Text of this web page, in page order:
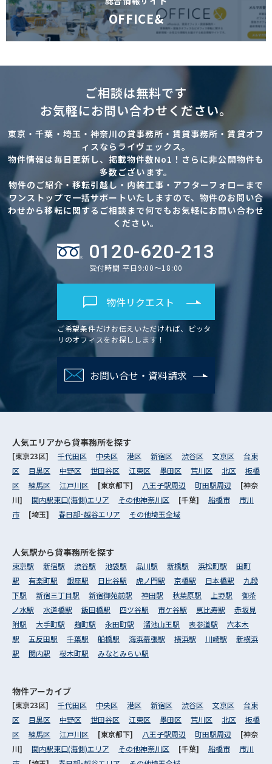
OFFICE&
ご相談は無料です
お気軽にお問い合わせください。
東京・千葉・埼玉・神奈川の貸事務所・賃貸事務所・賃貸オフ
ィスならライヴェックス。
物件情報は毎日更新し、掲載物件数No1！さらに非公開物件も
多数ございます。
物件のご紹介・移転引越し・内装工事・アフターフォローまで
ワンストップで一括サポートいたしますので、物件のお問い合
わせから移転に関するご相談まで何でもお気軽にお問い合わせ
ください。
0120-620-213
受付時間 平日9:00～18:00
物件リクエスト
ご希望条件だけお伝えいただければ、ピッタ
リのオフィスをお探しします！
お問い合せ・資料請求
人気エリアから貸事務所を探す
[東京23区] 千代田区 中央区 港区 新宿区 渋谷区 文京区
台東
区
目黒区 中野区 世田谷区 江東区 墨田区 荒川区 北区
板橋
区
練馬区 江戸川区 [東京都下] 八王子駅周辺 町田駅周辺
[神奈
川] 関内駅東口(海側)エリア その他神奈川区 [千葉] 船橋市
市川
市
[埼玉] 春日部･越谷エリア その他埼玉全域
人気駅から貸事務所を探す
東京駅 新宿駅 渋谷駅 池袋駅 品川駅 新橋駅 浜松町駅
田町
駅
有楽町駅 銀座駅 日比谷駅 虎ノ門駅 京橋駅 日本橋駅
九段
下駅
新宿三丁目駅 新宿御苑前駅 神田駅 秋葉原駅 上野駅
御茶
ノ水駅
水道橋駅 飯田橋駅 四ツ谷駅 市ケ谷駅 恵比寿駅
赤坂見
附駅
大手町駅 麹町駅 永田町駅 溜池山王駅 表参道駅
六本木
駅
五反田駅 千葉駅 船橋駅 海浜幕張駅 横浜駅 川崎駅
新横浜
駅
関内駅 桜木町駅 みなとみらい駅
物件アーカイブ
[東京23区] 千代田区 中央区 港区 新宿区 渋谷区 文京区
台東
区
目黒区 中野区 世田谷区 江東区 墨田区 荒川区 北区
板橋
区
練馬区 江戸川区 [東京都下] 八王子駅周辺 町田駅周辺
[神奈
川] 関内駅東口(海側)エリア その他神奈川区 [千葉] 船橋市
市川